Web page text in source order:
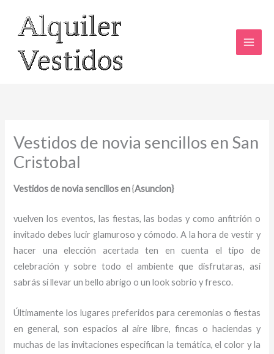
contenido
Vestidos de novia sencillos en San
Cristobal
Vestidos de novia sencillos en{Asuncion}
vuelven los eventos, las fiestas, las bodas y como anfitrión o
invitado debes lucir glamuroso y cómodo. A la hora de vestir y
hacer una elección acertada ten en cuenta el tipo de
celebración y sobre todo el ambiente que disfrutaras, así
sabrás si llevar un bello abrigo o un look sobrio y fresco.
Últimamente los lugares preferidos para ceremonias o fiestas
en general, son espacios al aire libre, fincas o haciendas y
muchas de las invitaciones especifican la temática, el color y la